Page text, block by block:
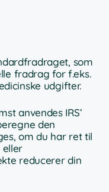
som
fradrag for f.eks.
udgifter.
anvendes IRS’
den
om du har ret til
eller
reducerer din